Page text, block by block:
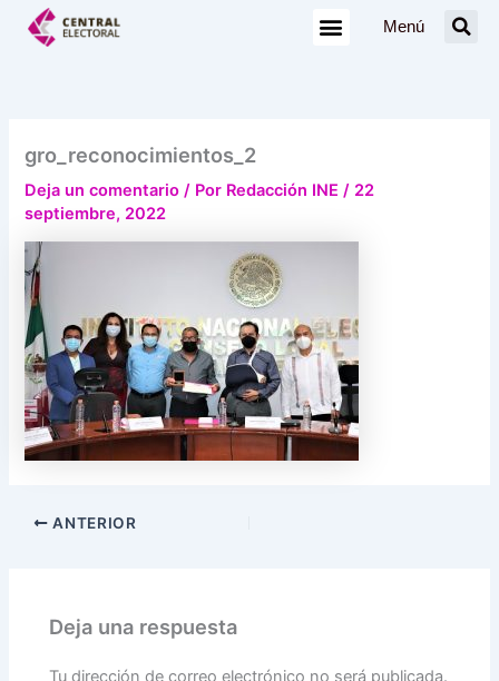
Menú
gro_reconocimientos_2
Deja un comentario / Por Redacción INE/ 22
septiembre, 2022
ANTERIOR
Deja una respuesta
Tu dirección de correo electrónico no será publicada.